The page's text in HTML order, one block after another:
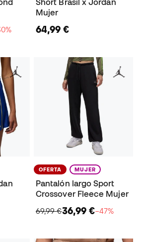
Mujer
64,99 €
OFERTA MUJER
Pantalón largo Sport
Crossover Fleece Mujer
69,99 €36,99 €−47%